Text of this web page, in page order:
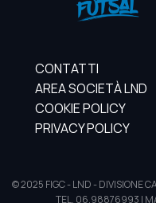
CONTATTI
AREA SOCIETÀ LND
COOKIE POLICY
PRIVACY POLICY
© 2025 FIGC - LND - DIVISIONE
TEL. 06.98876993 |